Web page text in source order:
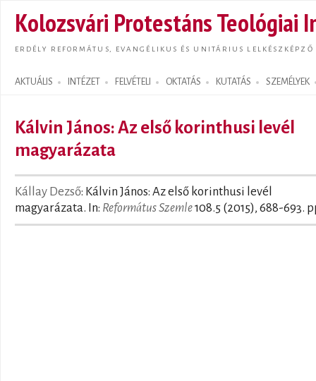
Kolozsvári Protestáns Teológiai
ERDÉLY REFORMÁTUS, EVANGÉLIKUS ÉS UNITÁRIUS LELKÉSZKÉPZŐ
AKTUÁLIS INTÉZET FELVÉTELI OKTATÁS KUTATÁS SZEMÉLYEK
Search form
Kálvin János: Az első korinthusi levél
magyarázata
Kállay Dezső: Kálvin János: Az első korinthusi levél
magyarázata. In: Református Szemle108.5 (2015), 688-693.